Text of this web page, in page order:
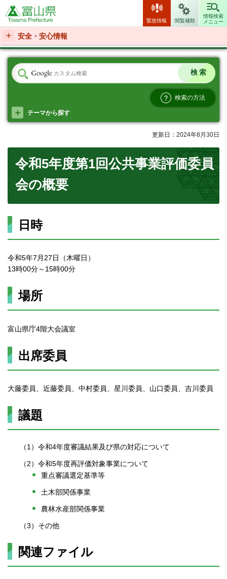
富山県
緊急情報 閲覧補助
情報検索
メニュー
安全・安心情報
検索の方法
テーマから探す
更新日：2024年8月30日
令和5年度第1回公共事業評価委員
会の概要
日時
令和5年7月27日（木曜日）
13時00分～15時00分
場所
富山県庁4階大会議室
出席委員
大藤委員、近藤委員、中村委員、星川委員、山口委員、吉川委員
議題
（1）令和4年度審議結果及び県の対応について
（2）令和5年度再評価対象事業について
重点審議選定基準等
土木部関係事業
農林水産部関係事業
（3）その他
関連ファイル